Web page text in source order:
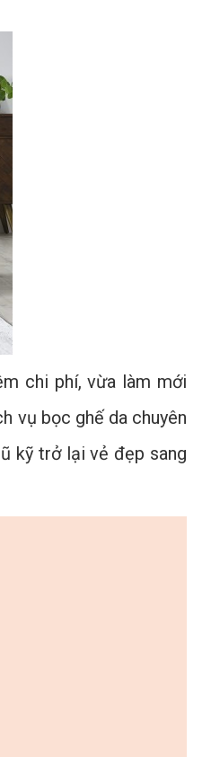
chi phí, vừa làm mới
vụ bọc ghế da chuyên
kỹ trở lại vẻ đẹp sang